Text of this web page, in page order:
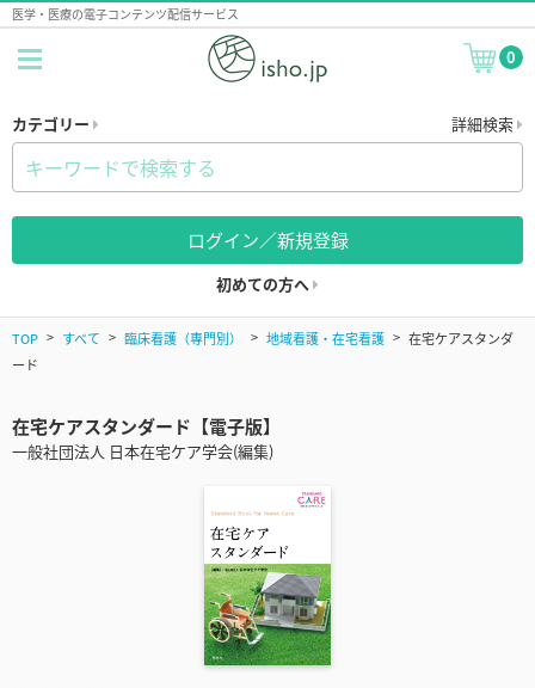
医学・医療の電子コンテンツ配信サービス
0
カテゴリー 詳細検索
ログイン／新規登録
初めての方へ
TOP すべて 臨床看護（専門別） 地域看護・在宅看護
在宅ケアスタンダ
ード
在宅ケアスタンダード【電子版】
一般社団法人 日本在宅ケア学会(編集)